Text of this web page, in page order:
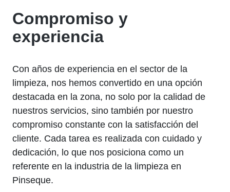
Compromiso y
experiencia
Con años de experiencia en el sector de la
limpieza, nos hemos convertido en una opción
destacada en la zona, no solo por la calidad de
nuestros servicios, sino también por nuestro
compromiso constante con la satisfacción del
cliente. Cada tarea es realizada con cuidado y
dedicación, lo que nos posiciona como un
referente en la industria de la limpieza en
Pinseque.